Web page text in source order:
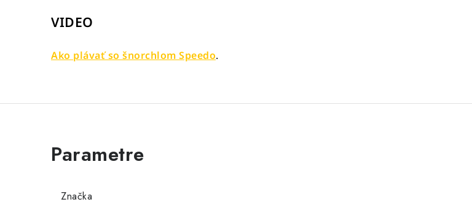
VIDEO
Ako plávať so šnorchlom Speedo.
Značka